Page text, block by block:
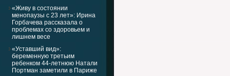
«Живу в состоянии
менопаузы с 23 лет»: Ирина
Горбачева рассказала о
проблемах со здоровьем и
лишнем весе
«Уставший вид»:
беременную третьим
ребенком 44-летнюю Натали
Портман заметили в Париже